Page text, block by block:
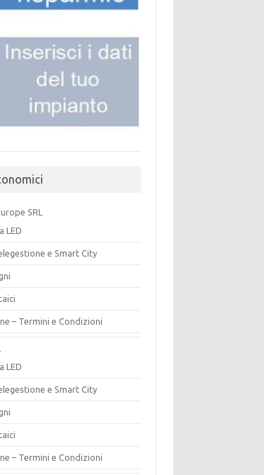
SRL
LED
e Smart City
– Termini e Condizioni
LED
e Smart City
– Termini e Condizioni